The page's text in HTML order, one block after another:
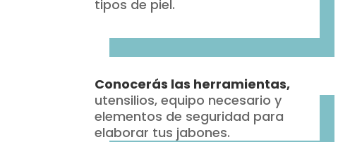
tipos de piel.
Conocerás las herramientas,
utensilios, equipo necesario y
elementos de seguridad para
elaborar tus jabones.